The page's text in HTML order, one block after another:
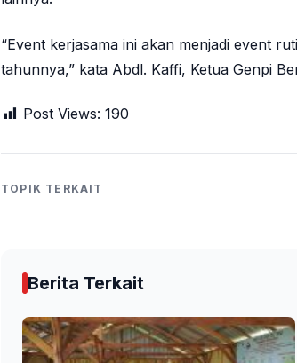
“Event kerjasama ini akan menjadi event
tahunnya,” kata Abdl. Kaffi, Ketua Genpi
Post Views: 190
TOPIK TERKAIT
Berita Terkait